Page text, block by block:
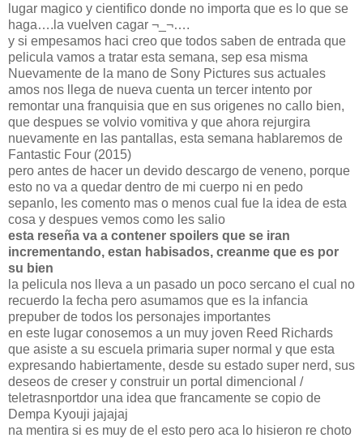
lugar magico y cientifico donde no importa que es lo que se
haga….la vuelven cagar ¬_¬….
y si empesamos haci creo que todos saben de entrada que
pelicula vamos a tratar esta semana, sep esa misma
Nuevamente de la mano de Sony Pictures sus actuales
amos nos llega de nueva cuenta un tercer intento por
remontar una franquisia que en sus origenes no callo bien,
que despues se volvio vomitiva y que ahora rejurgira
nuevamente en las pantallas, esta semana hablaremos de
Fantastic Four (2015)
pero antes de hacer un devido descargo de veneno, porque
esto no va a quedar dentro de mi cuerpo ni en pedo
sepanlo, les comento mas o menos cual fue la idea de esta
cosa y despues vemos como les salio
esta reseña va a contener spoilers que se iran
incrementando, estan habisados, creanme que es por
su bien
la pelicula nos lleva a un pasado un poco sercano el cual no
recuerdo la fecha pero asumamos que es la infancia
prepuber de todos los personajes importantes
en este lugar conosemos a un muy joven Reed Richards
que asiste a su escuela primaria super normal y que esta
expresando habiertamente, desde su estado super nerd, sus
deseos de creser y construir un portal dimencional /
teletrasnportdor una idea que francamente se copio de
Dempa Kyouji jajajaj
na mentira si es muy de el esto pero aca lo hisieron re choto